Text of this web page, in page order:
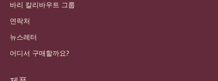
바리 칼리바우트 그룹
연락처
뉴스레터
어디서 구매할까요?